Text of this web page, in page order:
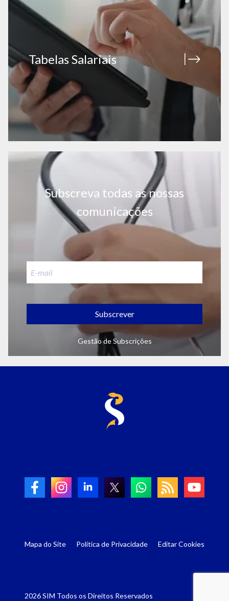
Tabelas Salariais
Subscreva todas as nossas
comunicações
Subscrever
Gestão de Subscrições
Mapa do Site Política de Privacidade Editar Cookies
2026 SIM Todos os Direitos Reservados